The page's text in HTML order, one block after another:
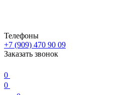
Телефоны
+7 (909) 470 90 09
Заказать звонок
0
0